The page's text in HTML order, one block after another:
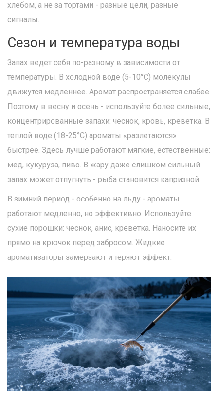
хлебом, а не за тортами - разные цели, разные
сигналы.
Сезон и температура воды
Запах ведет себя по-разному в зависимости от
температуры. В холодной воде (5-10°C) молекулы
движутся медленнее. Аромат распространяется слабее.
Поэтому в весну и осень - используйте более сильные,
концентрированные запахи: чеснок, кровь, креветка. В
теплой воде (18-25°C) ароматы «разлетаются»
быстрее. Здесь лучше работают мягкие, естественные:
мед, кукуруза, пиво. В жару даже слишком сильный
запах может отпугнуть - рыба становится капризной.
В зимний период - особенно на льду - ароматы
работают медленно, но эффективно. Используйте
сухие порошки: чеснок, анис, креветка. Наносите их
прямо на крючок перед забросом. Жидкие
ароматизаторы замерзают и теряют эффект.